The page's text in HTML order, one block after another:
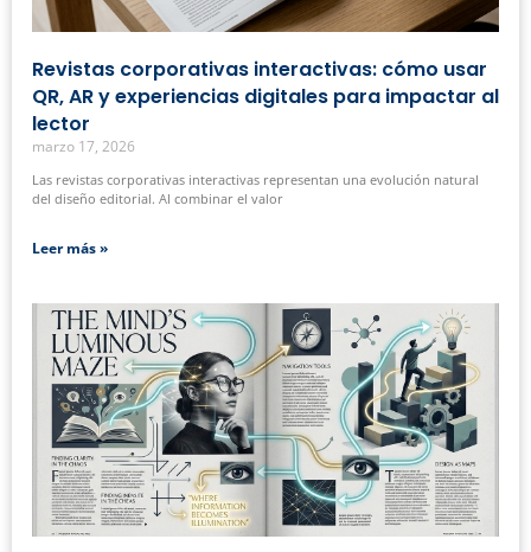
Revistas corporativas interactivas: cómo usar
QR, AR y experiencias digitales para impactar al
lector
marzo 17, 2026
Las revistas corporativas interactivas representan una evolución natural
del diseño editorial. Al combinar el valor
Leer más »